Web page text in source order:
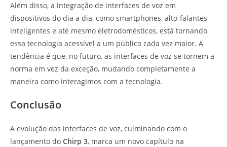
Além disso, a integração de interfaces de voz em
dispositivos do dia a dia, como smartphones, alto-falantes
inteligentes e até mesmo eletrodomésticos, está tornando
essa tecnologia acessível a um público cada vez maior. A
tendência é que, no futuro, as interfaces de voz se tornem a
norma em vez da exceção, mudando completamente a
maneira como interagimos com a tecnologia.
Conclusão
A evolução das interfaces de voz, culminando com o
lançamento do Chirp 3, marca um novo capítulo na